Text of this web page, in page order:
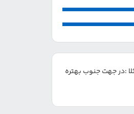
:در جهت جنوب بهتره